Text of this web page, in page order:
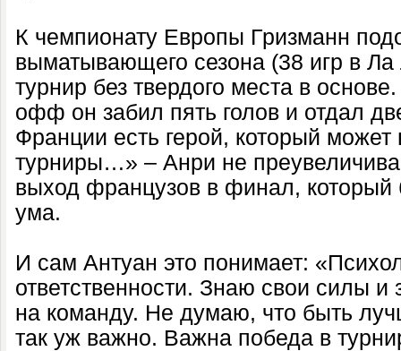
К чемпионату Европы Гризманн
выматывающего сезона (38 игр в
турнир без твердого места в
офф он забил пять голов и отдал
Франции есть герой, который
турниры…» – Анри не
выход французов в финал, который
ума.
И сам Антуан это понимает:
ответственности. Знаю свои силы и
на команду. Не думаю, что быть
так уж важно. Важна победа в